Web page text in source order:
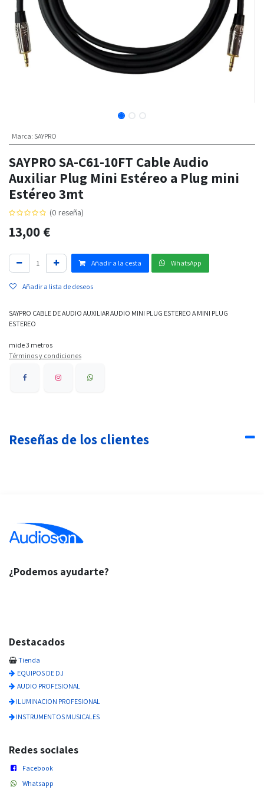
SAYPRO SA-C61-10FT Cable Audio
Auxiliar Plug Mini Estéreo a Plug mini
Estéreo 3mt
(0 reseña)
SAYPRO CABLE DE AUDIO AUXILIAR AUDIO MINI PLUG ESTEREO A MINI PLUG
ESTEREO
mide 3 metros
13,00€
Añadir a la cesta WhatsApp
Añadir a lista de deseos
Marca: SAYPRO
Términos y condiciones
Reseñas de los clientes
¿Podemos ayudarte?
Destacados
Tienda
EQUIPOS DE DJ
AUDIO PROFESIONAL
ILUMINACION PROFESIONAL
INSTRUMENTOS MUSICALES
Redes sociales
Facebook
Whatsapp